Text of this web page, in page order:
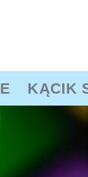
KĄCIK